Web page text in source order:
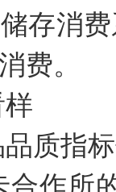
存消
费。
质指
合作所